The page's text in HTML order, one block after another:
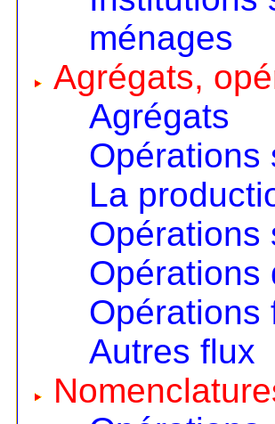
ménages
Agrégats,
Agrégats
Opérations
La
Opérations
Opérations
Opérations
Autres flux